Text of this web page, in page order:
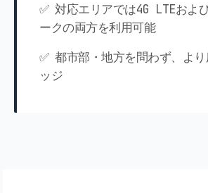
✅ 対応エリアでは4G LTEおよ
ークの両方を利用可能
✅ 都市部・地方を問わず、よ
ッジ